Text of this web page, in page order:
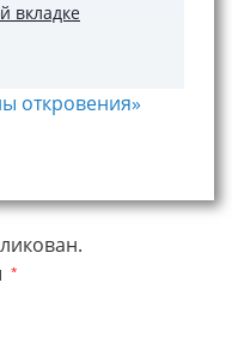
вкладке
откровения»
*